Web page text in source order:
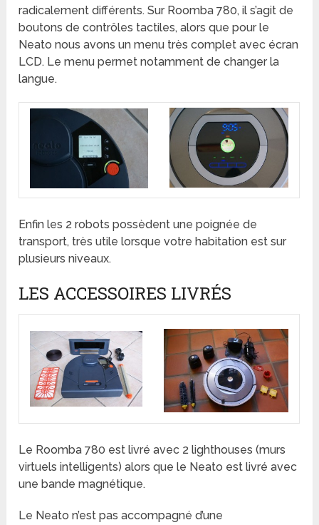
radicalement différents. Sur Roomba 780, il s’agit de
boutons de contrôles tactiles, alors que pour le
Neato nous avons un menu très complet avec écran
LCD. Le menu permet notamment de changer la
langue.
Enfin les 2 robots possèdent une poignée de
transport, très utile lorsque votre habitation est sur
plusieurs niveaux.
LES ACCESSOIRES LIVRÉS
Le Roomba 780 est livré avec 2 lighthouses (murs
virtuels intelligents) alors que le Neato est livré avec
une bande magnétique.
Le Neato n’est pas accompagné d’une